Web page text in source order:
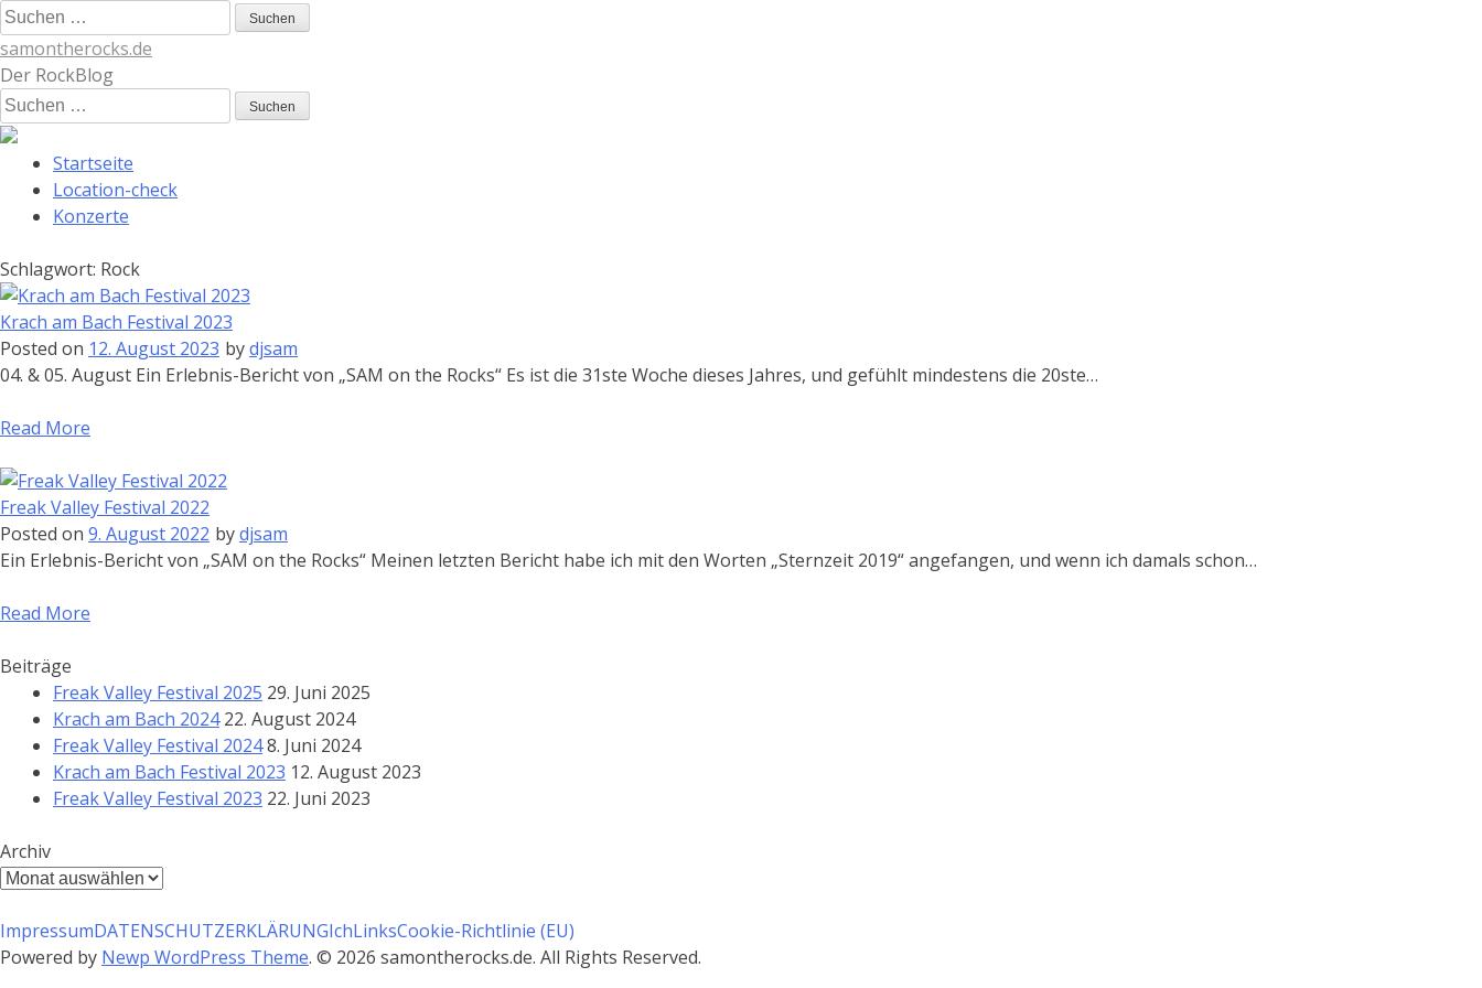
Skip
to
content
Suchen
nach:
samontherocks.de
Der RockBlog
Suchen
nach:
Startseite
Location-check
Konzerte
Schlagwort: Rock
Krach am Bach Festival 2023
Posted on 12. August 2023 bydjsam
04. & 05. August Ein Erlebnis-Bericht von „SAM on the Rocks“ Es ist die 31ste Woche dieses Jahres, und gefühlt mindestens die 20ste…
Read More
Freak Valley Festival 2022
Posted on 9. August 2022 bydjsam
Ein Erlebnis-Bericht von „SAM on the Rocks“ Meinen letzten Bericht habe ich mit den Worten „Sternzeit 2019“ angefangen, und wenn ich damals schon…
Read More
Beiträge
Freak Valley Festival 2025 29. Juni 2025
Krach am Bach 2024 22. August 2024
Freak Valley Festival 20248. Juni 2024
Krach am Bach Festival 2023 12. August 2023
Freak Valley Festival 2023 22. Juni 2023
Archiv
Archiv
ImpressumDATENSCHUTZERKLÄRUNGIchLinksCookie-Richtlinie (EU)
Powered by Newp WordPress Theme. © 2026 samontherocks.de. All Rights Reserved.